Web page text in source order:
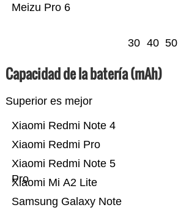
Meizu Pro 6
30 40 50
Capacidad de la batería (mAh)
Superior es mejor
Samsung Galaxy Note
Xiaomi Mi A2 Lite
Xiaomi Redmi Note 5
Pro
Xiaomi Redmi Pro
Xiaomi Redmi Note 4